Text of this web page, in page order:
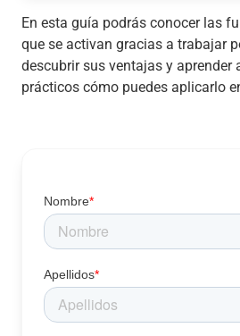
En esta guía podrás conocer las
que se activan gracias a trabajar
descubrir sus ventajas y aprender
prácticos cómo puedes aplicarlo
Nombre*
Apellidos*